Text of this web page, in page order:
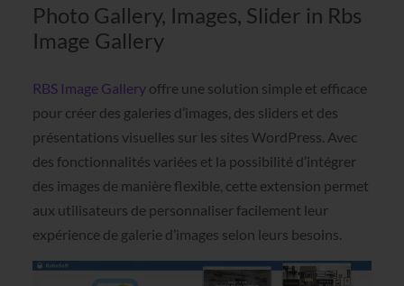
Photo Gallery, Images, Slider in Rbs
Image Gallery
RBS Image Galleryoffre une solution simple et efficace
pour créer des galeries d’images, des sliders et des
présentations visuelles sur les sites WordPress. Avec
des fonctionnalités variées et la possibilité d’intégrer
des images de manière flexible, cette extension permet
aux utilisateurs de personnaliser facilement leur
expérience de galerie d’images selon leurs besoins.